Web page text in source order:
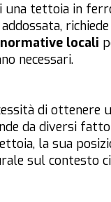
una tettoia in
normative locali
necessari.
di ottenere
da diversi
la sua
sul contesto